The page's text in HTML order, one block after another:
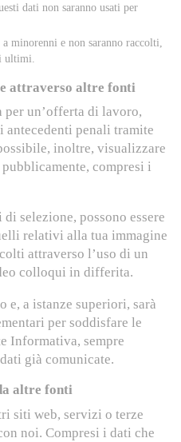
dati non saranno usati per
minorenni e non saranno raccolti,
ultimi.
attraverso altre fonti
per un’offerta di lavoro,
antecedenti penali tramite
inoltre, visualizzare
compresi i
selezione, possono essere
relativi alla tua immagine
attraverso l’uso di un
colloqui in differita.
e, a istanze superiori, sarà
per soddisfare le
Informativa, sempre
già comunicate.
altre fonti
siti web, servizi o terze
noi. Compresi i dati che